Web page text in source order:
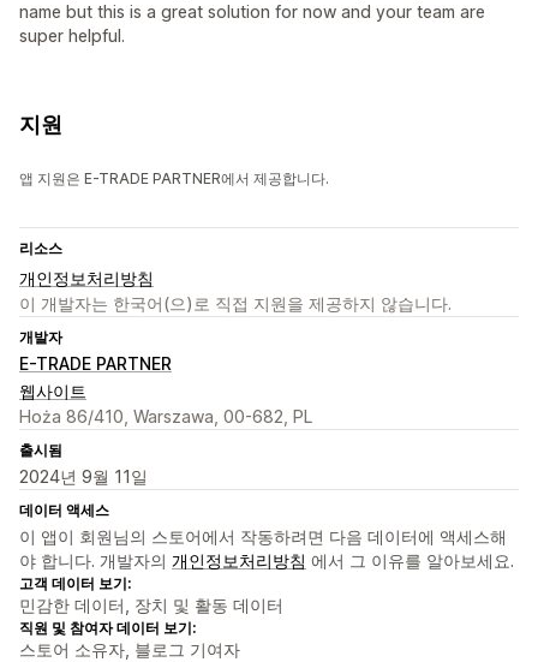
name but this is a great solution for now and your team are
super helpful.
지원
앱 지원은 E-TRADE PARTNER에서 제공합니다.
리소스
개인정보처리방침
이 개발자는 한국어(으)로 직접 지원을 제공하지 않습니다.
개발자
E-TRADE PARTNER
웹사이트
Hoża 86/410, Warszawa, 00-682, PL
출시됨
2024년 9월 11일
데이터 액세스
이 앱이 회원님의 스토어에서 작동하려면 다음 데이터에 액세스해
야 합니다. 개발자의 개인정보처리방침 에서 그 이유를 알아보세요.
고객 데이터 보기:
민감한 데이터, 장치 및 활동 데이터
직원 및 참여자 데이터 보기:
스토어 소유자, 블로그 기여자